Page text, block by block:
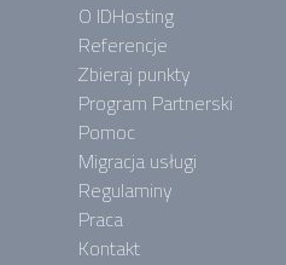
O IDHosting
Referencje
Zbieraj punkty
Program Partnerski
Pomoc
Migracja usługi
Regulaminy
Praca
Kontakt